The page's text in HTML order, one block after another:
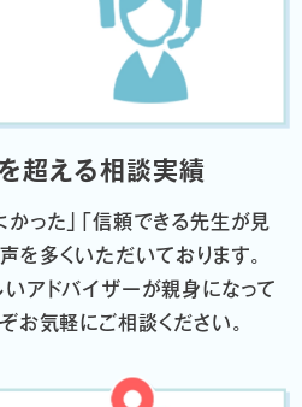
える相談実績
かった」「信頼できる先生が見
を多くいただいております。
アドバイザーが親身になって
お気軽にご相談ください。